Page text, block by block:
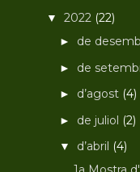
▼ 2022 (22)
► de
► de
► d’agost (4)
► de juliol (2)
▼ d’abril (4)